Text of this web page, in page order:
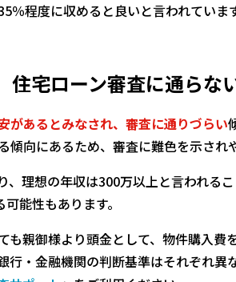
％程度に収めると良いと言われています
住宅ローン審査に通らな
があるとみなされ、審査に通りづらい
向にあるため、審査に難色を示され
、理想の年収は300万以上と言われる
能性もあります。
も親御様より頭金として、物件購入費
行・金融機関の判断基準はそれぞれ異